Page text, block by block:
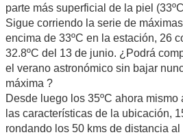
parte más superficial de la piel
Sigue corriendo la serie de
encima de 33ºC en la estación, 26
32.8ºC del 13 de junio. ¿Podrá
el verano astronómico sin bajar
máxima ?
Desde luego los 35ºC ahora
las características de la ubicación,
rondando los 50 kms de distancia